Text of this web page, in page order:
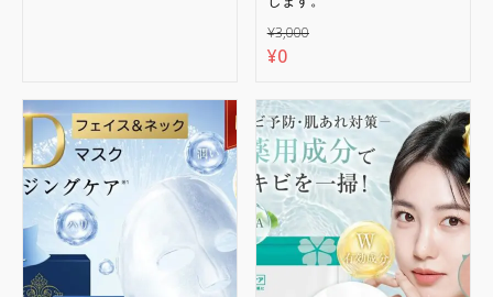
¥3,000
元
価
格
は
¥3,000
で
し
た。
¥0現
の
価
格
は
¥0
で
す。